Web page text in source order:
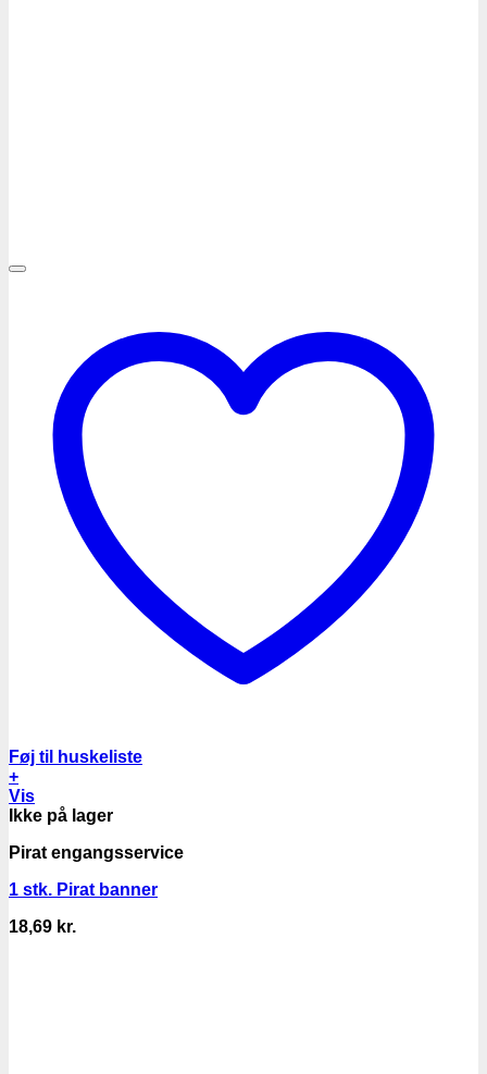
Føj til huskeliste
+
Vis
Ikke på lager
Pirat engangsservice
1 stk. Pirat banner
18,69 kr.